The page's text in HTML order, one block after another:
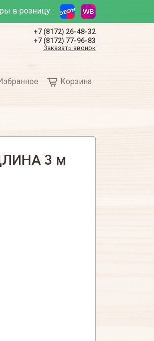
в розницу :
+7 (8172) 26-48-32
+7 (8172) 77-96-83
Заказать звонок
Корзина
3 м